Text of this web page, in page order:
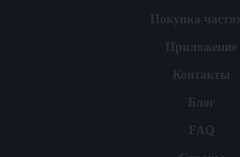
Покупка
Приложение
Контакты
Блог
FAQ